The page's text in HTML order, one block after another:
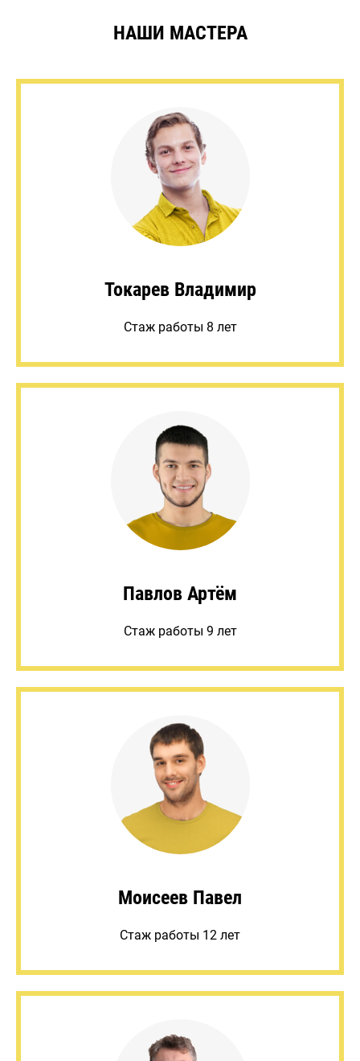
НАШИ МАСТЕРА
Токарев Владимир
Стаж работы 8 лет
Павлов Артём
Стаж работы 9 лет
Моисеев Павел
Стаж работы 12 лет